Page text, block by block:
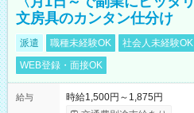
文房具のカンタン仕分け
派遣 職種未経験OK 社会人未経験OK
WEB登録・面接OK
給与
時給1,500円～1,875円